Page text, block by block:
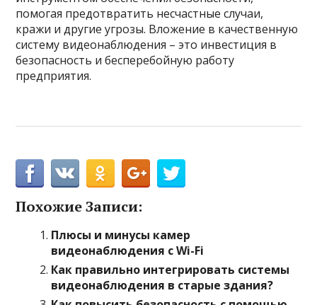
помогая предотвратить несчастные случаи,
кражи и другие угрозы. Вложение в качественную
систему видеонаблюдения – это инвестиция в
безопасность и бесперебойную работу
предприятия.
Похожие Записи:
Плюсы и минусы камер
видеонаблюдения с Wi-Fi
Как правильно интегрировать системы
видеонаблюдения в старые здания?